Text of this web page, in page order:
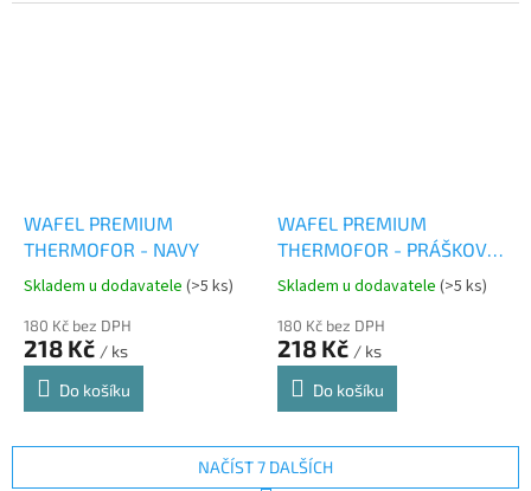
WAFEL PREMIUM
THERMOFOR - NAVY
Skladem u dodavatele (>5 ks)
180 Kč bez DPH
218 Kč / ks
Do košíku
WAFEL PREMIUM
THERMOFOR - PRÁŠKOVÁ
RŮŽOVÁ
Skladem u dodavatele (>5 ks)
180 Kč bez DPH
218 Kč / ks
Do košíku
NAČÍST 7 DALŠÍCH